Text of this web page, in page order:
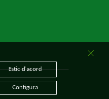
Estic d'acord
Configura